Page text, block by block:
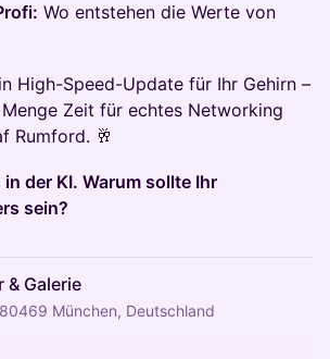
Wo entstehen die Werte von
High-Speed-Update für Ihr Gehirn –
Zeit für echtes Networking
Rumford. 🥂
der KI. Warum sollte Ihr
sein?
& Galerie
München, Deutschland